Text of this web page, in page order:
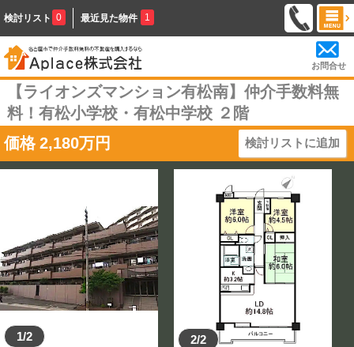
検討リスト 0 最近見た物件 1
お問合せ
【ライオンズマンション有松南】仲介手数料無
料！有松小学校・有松中学校 ２階
価格 2,180万円 検討リストに追加
1/2 2/2